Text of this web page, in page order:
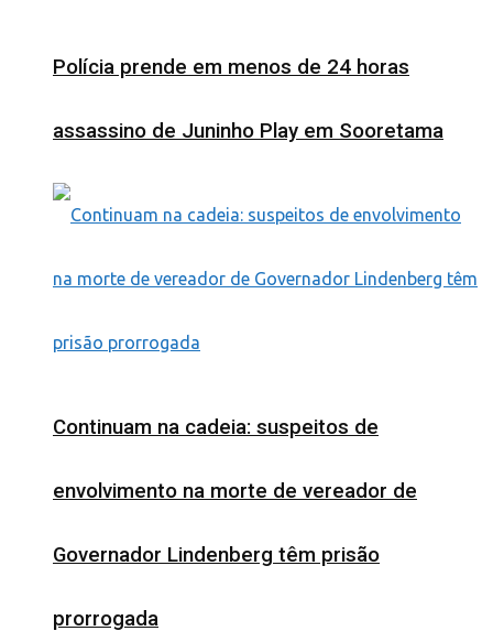
Polícia prende em menos de 24 horas
assassino de Juninho Play em Sooretama
Continuam na cadeia: suspeitos de
envolvimento na morte de vereador de
Governador Lindenberg têm prisão
prorrogada